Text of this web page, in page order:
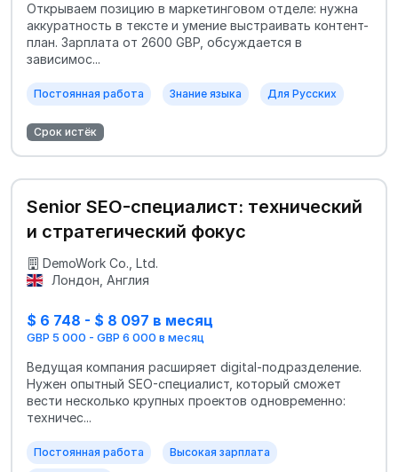
Открываем позицию в маркетинговом отделе: нужна
аккуратность в тексте и умение выстраивать контент-
план. Зарплата от 2600 GBP, обсуждается в
зависимос...
Постоянная работа Знание языка Для Русских
Срок истёк
Senior SEO-специалист: технический
и стратегический фокус
DemoWork Co., Ltd.
Лондон, Англия
$ 6 748 - $ 8 097 в месяц
GBP 5 000 - GBP 6 000 в месяц
Ведущая компания расширяет digital‑подразделение.
Нужен опытный SEO-специалист, который сможет
вести несколько крупных проектов одновременно:
техничес...
Постоянная работа Высокая зарплата